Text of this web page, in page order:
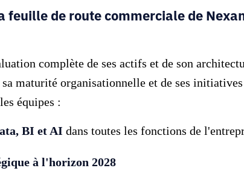
feuille de route commerciale de
complète de ses actifs et de son
maturité organisationnelle et de ses
équipes :
BI et AI dans toutes les fonctions de
à l'horizon 2028